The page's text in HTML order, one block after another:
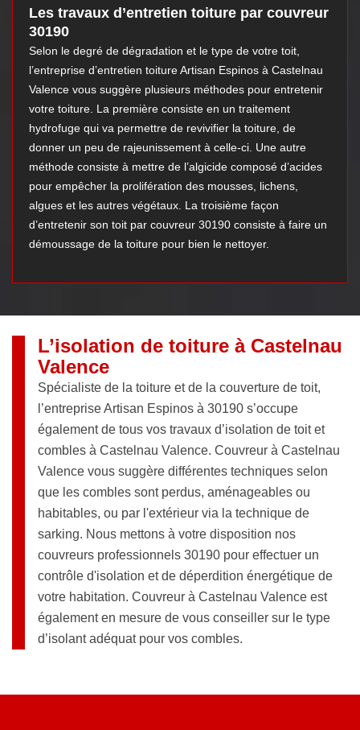
Les travaux d’entretien toiture par couvreur
30190
Selon le degré de dégradation et le type de votre toit,
l’entreprise d’entretien toiture Artisan Espinos à Castelnau
Valence vous suggère plusieurs méthodes pour entretenir
votre toiture. La première consiste en un traitement
hydrofuge qui va permettre de revivifier la toiture, de
donner un peu de rajeunissement à celle-ci. Une autre
méthode consiste à mettre de l’algicide composé d’acides
pour empêcher la prolifération des mousses, lichens,
algues et les autres végétaux. La troisième façon
d’entretenir son toit par couvreur 30190 consiste à faire un
démoussage de la toiture pour bien le nettoyer.
L’isolation de toiture à Castelnau
Valence
Spécialiste de la toiture et de la couverture de toit,
l’entreprise Artisan Espinos à 30190 s’occupe
également de tous vos travaux d’isolation de toit et
combles à Castelnau Valence. Couvreur à Castelnau
Valence vous suggère différentes techniques selon
que les combles sont perdus, aménageables ou
habitables, ou par l'extérieur via la technique de
sarking. Nous mettons à votre disposition nos
couvreurs professionnels 30190 pour effectuer un
contrôle d'isolation et de déperdition énergétique de
votre habitation. Couvreur à Castelnau Valence est
également en mesure de vous conseiller sur le type
d’isolant adéquat pour vos combles.